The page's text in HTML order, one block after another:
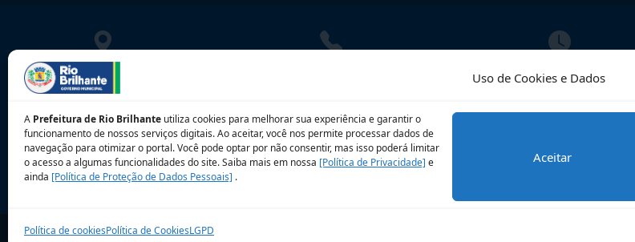
Uso de Cookies e Dados
A Prefeitura de Rio Brilhante utiliza cookies para melhorar sua experiência e garantir o
funcionamento de nossos serviços digitais. Ao aceitar, você nos permite processar dados de
navegação para otimizar o portal. Você pode optar por não consentir, mas isso poderá limitar
o acesso a algumas funcionalidades do site. Saiba mais em nossa [Política de Privacidade] e
ainda [Política de Proteção de Dados Pessoais] .
Aceitar
Política de cookiesPolítica de CookiesLGPD
LOCALIZAÇÃO
Rua Athayde Nogueira, 1033
Centro - Rio Brilhante - MS
CEP: 79.130-000
contato@riobrilhante.ms.gov.br
ATENDIMENTO
07:00 às 13:00
© 2026 Prefeitura Municipal de Rio Brilhante. CNPJ: 03.681.582/0001-07